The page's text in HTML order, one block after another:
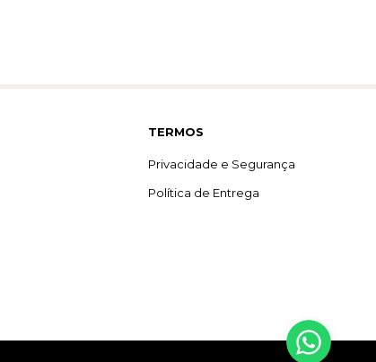
TERMOS
Privacidade e Segurança
Política de Entrega